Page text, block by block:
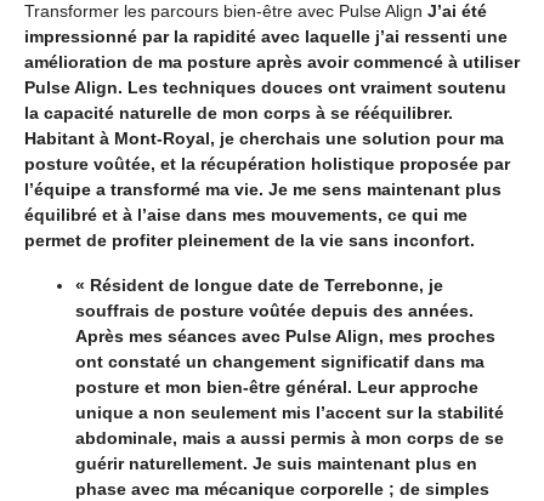
Transformer les parcours bien-être avec Pulse Align J’ai été
impressionné par la rapidité avec laquelle j’ai ressenti une
amélioration de ma posture après avoir commencé à utiliser
Pulse Align. Les techniques douces ont vraiment soutenu
la capacité naturelle de mon corps à se rééquilibrer.
Habitant à Mont-Royal, je cherchais une solution pour ma
posture voûtée, et la récupération holistique proposée par
l’équipe a transformé ma vie. Je me sens maintenant plus
équilibré et à l’aise dans mes mouvements, ce qui me
permet de profiter pleinement de la vie sans inconfort.
« Résident de longue date de Terrebonne, je
souffrais de posture voûtée depuis des années.
Après mes séances avec Pulse Align, mes proches
ont constaté un changement significatif dans ma
posture et mon bien-être général. Leur approche
unique a non seulement mis l’accent sur la stabilité
abdominale, mais a aussi permis à mon corps de se
guérir naturellement. Je suis maintenant plus en
phase avec ma mécanique corporelle ; de simples